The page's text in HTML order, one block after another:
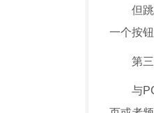
但
一个按
第
与